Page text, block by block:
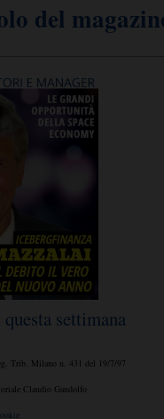
del
settimana
Trib. Milano n. 431 del 19/7/97
Claudio Gandolfo